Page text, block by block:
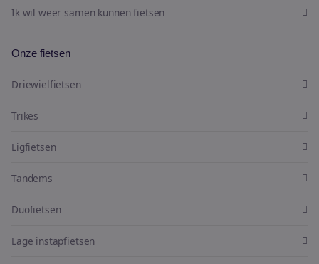
Ik wil weer samen kunnen fietsen
Onze fietsen
Driewielfietsen
Trikes
Ligfietsen
Tandems
Duofietsen
Lage instapfietsen